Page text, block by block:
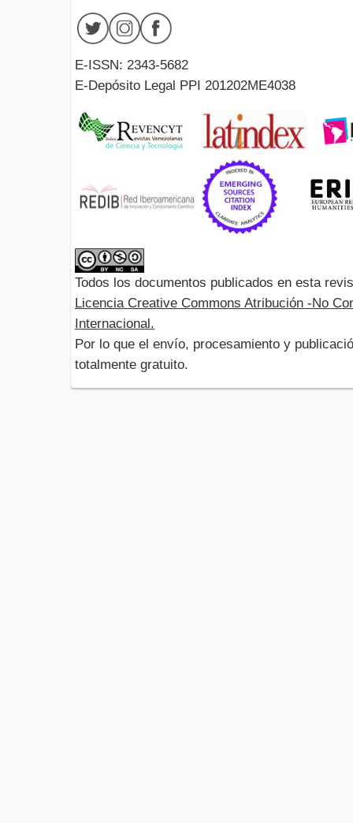
E-ISSN: 2343-5682
E-Depósito Legal PPI 201202ME4038
Todos los documentos publicados en esta
Licencia Creative Commons Atribución -No
Internacional.
Por lo que el envío, procesamiento y
totalmente gratuito.